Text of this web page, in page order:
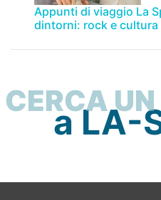
Appunti di viaggio La
dintorni: rock e cultura
CERCA
a LA-